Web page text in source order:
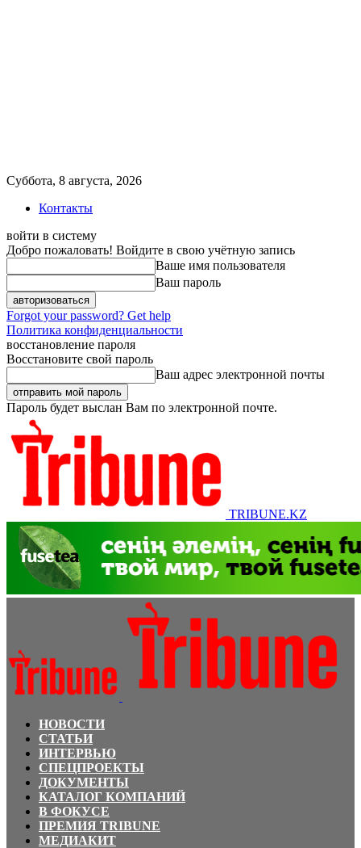
Суббота, 8 августа, 2026
Контакты
войти в систему
Добро пожаловать! Войдите в свою учётную запись
Ваше имя пользователя
Ваш пароль
Forgot your password? Get help
Политика конфиденциальности
восстановление пароля
Восстановите свой пароль
Ваш адрес электронной почты
Пароль будет выслан Вам по электронной почте.
TRIBUNE.KZ
НОВОСТИ
СТАТЬИ
ИНТЕРВЬЮ
СПЕЦПРОЕКТЫ
ДОКУМЕНТЫ
КАТАЛОГ КОМПАНИЙ
В ФОКУСЕ
ПРЕМИЯ TRIBUNE
МЕДИАКИТ